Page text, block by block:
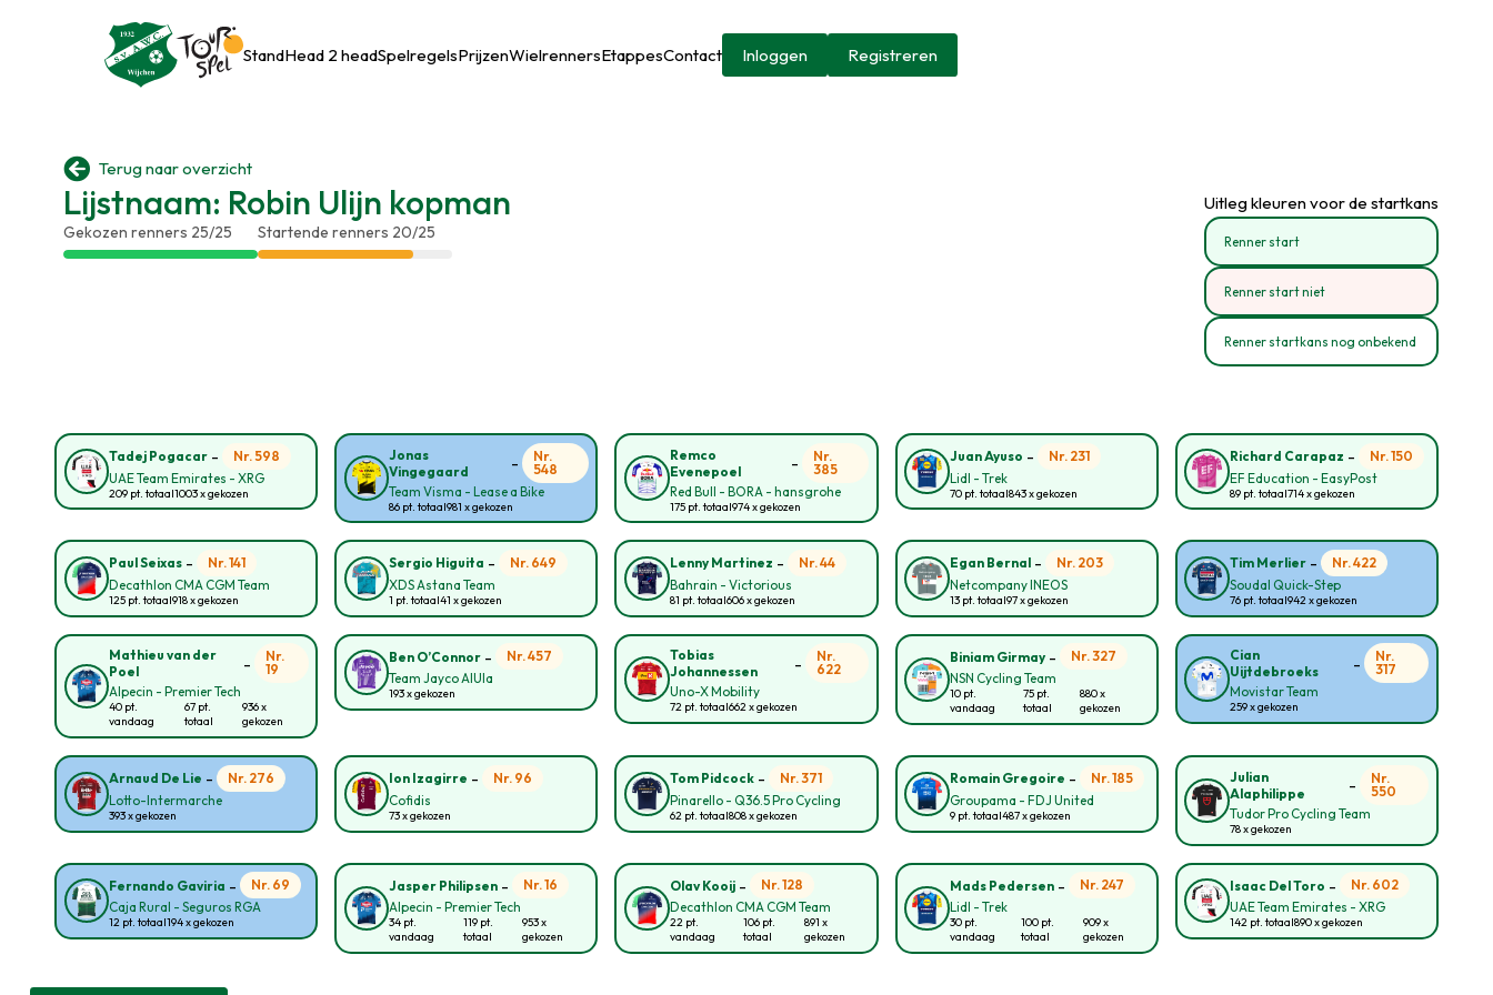
StandHead 2 headSpelregelsPrijzenWielrennersEtappesContact Inloggen Registreren
 Terug naar overzicht
Lijstnaam: Robin Ulijn kopman
Gekozen renners 25/25 Startende renners 20/25
Uitleg kleuren voor de startkans
Renner start
Renner start niet
Renner startkans nog onbekend
Tadej Pogacar -
Nr. 598
UAE Team Emirates - XRG
209 pt. totaal1003 x gekozen
Jonas
Vingegaard
-
Nr.
548
Team Visma - Lease a Bike
86 pt. totaal981 x gekozen
Remco
Evenepoel
-
Nr.
385
Red Bull - BORA - hansgrohe
175 pt. totaal974 x gekozen
Juan Ayuso -
Nr. 231
Lidl - Trek
70 pt. totaal843 x gekozen
Richard Carapaz -
Nr. 150
EF Education - EasyPost
89 pt. totaal714 x gekozen
Paul Seixas -
Nr. 141
Decathlon CMA CGM Team
125 pt. totaal918 x gekozen
Sergio Higuita -
Nr. 649
XDS Astana Team
1 pt. totaal41 x gekozen
Lenny Martinez -
Nr. 44
Bahrain - Victorious
81 pt. totaal606 x gekozen
Egan Bernal-
Nr. 203
Netcompany INEOS
13 pt. totaal97 x gekozen
Tim Merlier-
Nr. 422
Soudal Quick-Step
76 pt. totaal942 x gekozen
Mathieu van der
Poel
-
Nr.
19
Alpecin - Premier Tech
40 pt.
vandaag
67 pt.
totaal
936 x
gekozen
Ben O’Connor -
Nr. 457
Team Jayco AlUla
193 x gekozen
Tobias
Johannessen
-
Nr.
622
Uno-X Mobility
72 pt. totaal662 x gekozen
Biniam Girmay-
Nr. 327
NSN Cycling Team
10 pt.
vandaag
75 pt.
totaal
880 x
gekozen
Cian
Uijtdebroeks
-
Nr.
317
Movistar Team
259 x gekozen
Arnaud De Lie -
Nr. 276
Lotto-Intermarche
393 x gekozen
Ion Izagirre -
Nr. 96
Cofidis
73 x gekozen
Tom Pidcock-
Nr. 371
Pinarello - Q36.5 Pro Cycling
62 pt. totaal808 x gekozen
Romain Gregoire -
Nr. 185
Groupama - FDJ United
9 pt. totaal487 x gekozen
Julian
Alaphilippe
-
Nr.
550
Tudor Pro Cycling Team
78 x gekozen
Fernando Gaviria -
Nr. 69
Caja Rural - Seguros RGA
12 pt. totaal194 x gekozen
Jasper Philipsen -
Nr. 16
Alpecin - Premier Tech
34 pt.
vandaag
119 pt.
totaal
953 x
gekozen
Olav Kooij-
Nr. 128
Decathlon CMA CGM Team
22 pt.
vandaag
106 pt.
totaal
891 x
gekozen
Mads Pedersen-
Nr. 247
Lidl - Trek
30 pt.
vandaag
100 pt.
totaal
909 x
gekozen
Isaac Del Toro -
Nr. 602
UAE Team Emirates - XRG
142 pt. totaal890 x gekozen